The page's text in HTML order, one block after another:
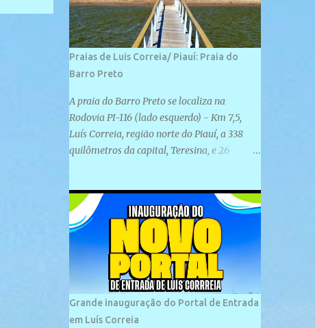
Praias de Luis Correia/ Piauí: Praia do
Barro Preto
A praia do Barro Preto se localiza na
Rodovia PI-116 (lado esquerdo) - Km 7,5,
Luís Correia, região norte do Piauí, a 338
quilômetros da capital, Teresina, e 26
plana e retilínea na maior parte de sua
extensão, chegando a mais ou menos a 1,5
km de paisagens exuberantes. Possui ondas
suaves devido ao extensivo molhe de pedras
que não chegam a 2 metros de altura, não
apresentando dunas em seu espaço
geográfico. Não se sabe ao certo porque a
praia leva esse nome, e muitas das suas
Grande inauguração do Portal de Entrada
em Luís Correia